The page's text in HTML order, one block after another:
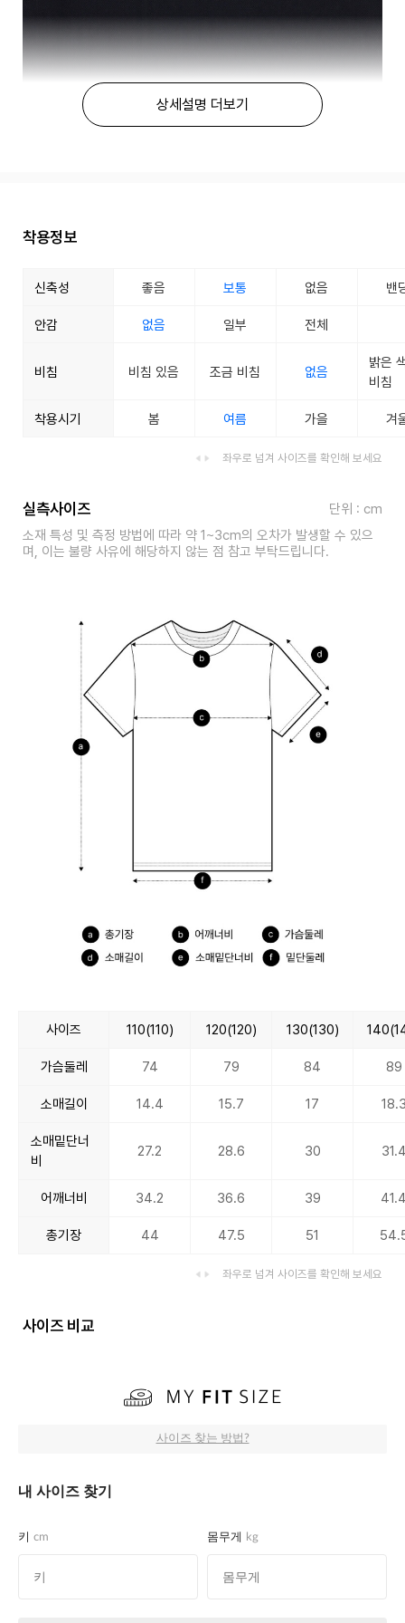
상세설명 더보기
착용정보
신축성 좋음 보통 없음 밴
안감 없음 일부 전체
비침 비침 있음 조금 비침 없음
밝은
비침
착용시기 봄 여름 가을 겨
좌우로 넘겨 사이즈를 확인해 보세요
실측사이즈
단위 : cm
소재 특성 및 측정 방법에 따라 약 1~3cm의 오차가 발생할 수 있으
며, 이는 불량 사유에 해당하지 않는 점 참고 부탁드립니다.
사이즈 110(110) 120(120) 130(130)
가슴둘레 74 79 84 89
소매길이 14.4 15.7 17
소매밑단너
비
27.2 28.6 30
어깨너비 34.2 36.6 39
총기장 44 47.5 51
좌우로 넘겨 사이즈를 확인해 보세요
사이즈 비교